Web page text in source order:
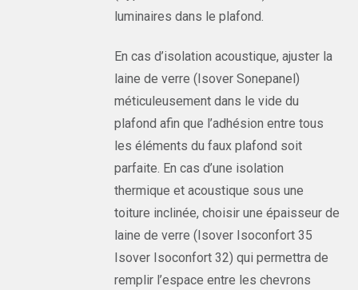
luminaires dans le plafond.
En cas d’isolation acoustique, ajuster la
laine de verre (Isover Sonepanel)
méticuleusement dans le vide du
plafond afin que l’adhésion entre tous
les éléments du faux plafond soit
parfaite. En cas d’une isolation
thermique et acoustique sous une
toiture inclinée, choisir une épaisseur de
laine de verre (Isover Isoconfort 35
Isover Isoconfort 32) qui permettra de
remplir l’espace entre les chevrons